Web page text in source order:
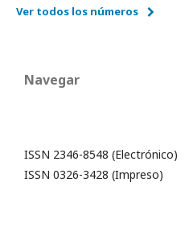
Ver todos los números
Navegar
ISSN 2346-8548 (Electrónico)
ISSN 0326-3428 (Impreso)